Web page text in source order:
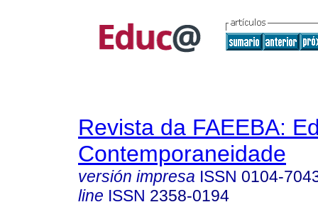
Revista da FAEEBA:
Contemporaneidade
versión impresa ISSN 0104-
line ISSN 2358-0194